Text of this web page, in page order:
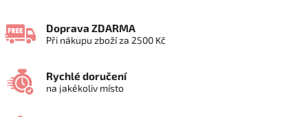
Doprava ZDARMA
Při nákupu zboží za 2500 Kč
Rychlé doručení
na jakékoliv místo